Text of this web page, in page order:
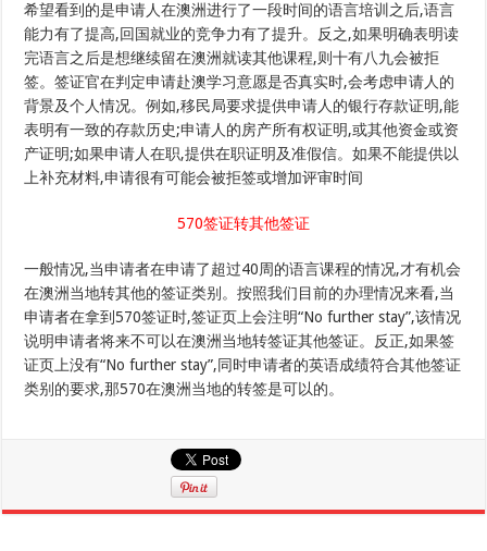
希望看到的是申请人在澳洲进行了一段时间的语言培训之后,语言
能力有了提高,回国就业的竞争力有了提升。反之,如果明确表明读
完语言之后是想继续留在澳洲就读其他课程,则十有八九会被拒
签。签证官在判定申请赴澳学习意愿是否真实时,会考虑申请人的
背景及个人情况。例如,移民局要求提供申请人的银行存款证明,能
表明有一致的存款历史;申请人的房产所有权证明,或其他资金或资
产证明;如果申请人在职,提供在职证明及准假信。如果不能提供以
上补充材料,申请很有可能会被拒签或增加评审时间
570签证转其他签证
一般情况,当申请者在申请了超过40周的语言课程的情况,才有机会
在澳洲当地转其他的签证类别。按照我们目前的办理情况来看,当
申请者在拿到570签证时,签证页上会注明“No further stay”,该情况
说明申请者将来不可以在澳洲当地转签证其他签证。反正,如果签
证页上没有“No further stay”,同时申请者的英语成绩符合其他签证
类别的要求,那570在澳洲当地的转签是可以的。